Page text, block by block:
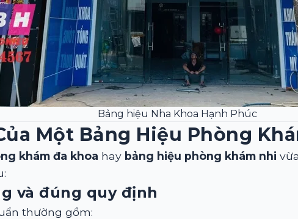
Bảng hiệu Nha Khoa Hạnh Phúc
Một Bảng Hiệu Phòng
khám đa khoa hay bảng hiệu phòng khám nhi
và đúng quy định
thường gồm: